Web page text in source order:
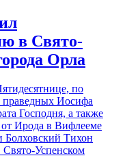
в Свято-
Орла
по
праведных Иосифа
Господня, а также
Ирода в Вифлееме
Болховский Тихон
Успенском